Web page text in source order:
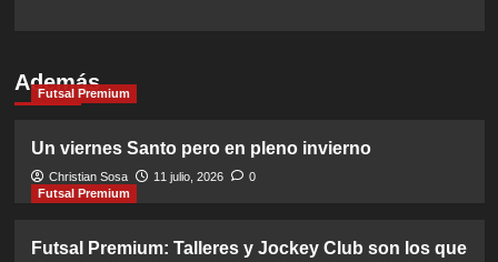
Además
Futsal Premium
Un viernes Santo pero en pleno invierno
Christian Sosa 11 julio, 2026
0
Futsal Premium
Futsal Premium: Talleres y Jockey Club son los que